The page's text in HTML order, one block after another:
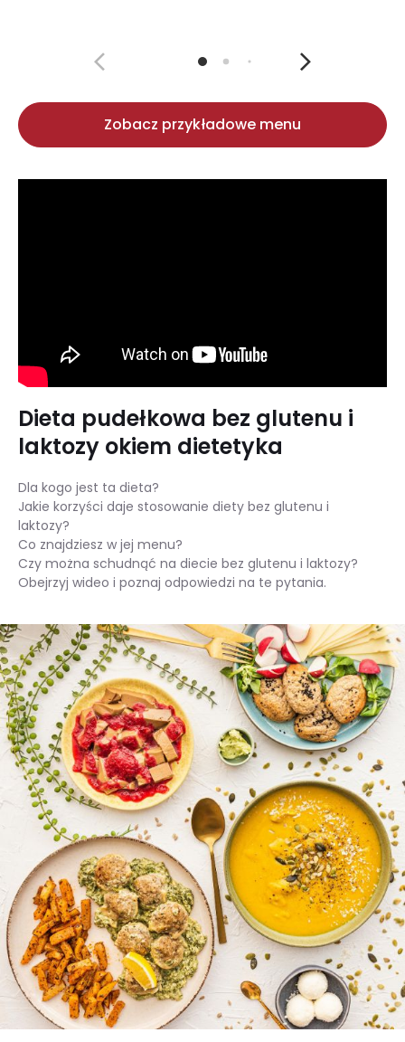
Zobacz przykładowe menu
Dieta pudełkowa bez glutenu i
laktozy okiem dietetyka
Dla kogo jest ta dieta?
Jakie korzyści daje stosowanie diety bez glutenu i
laktozy?
Co znajdziesz w jej menu?
Czy można schudnąć na diecie bez glutenu i laktozy?
Obejrzyj wideo i poznaj odpowiedzi na te pytania.